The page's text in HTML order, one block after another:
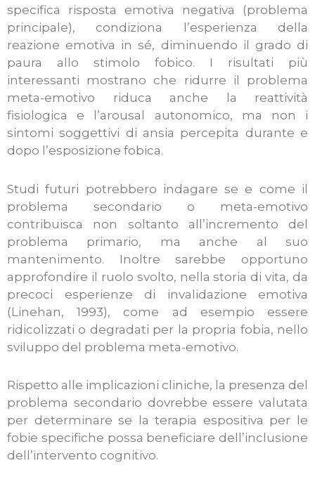
specifica risposta emotiva negativa (problema
principale), condiziona l’esperienza della
reazione emotiva in sé, diminuendo il grado di
paura allo stimolo fobico. I risultati più
interessanti mostrano che ridurre il problema
meta-emotivo riduca anche la reattività
fisiologica e l’arousal autonomico, ma non i
sintomi soggettivi di ansia percepita durante e
dopo l’esposizione fobica.
Studi futuri potrebbero indagare se e come il
problema secondario o meta-emotivo
contribuisca non soltanto all’incremento del
problema primario, ma anche al suo
mantenimento. Inoltre sarebbe opportuno
approfondire il ruolo svolto, nella storia di vita, da
precoci esperienze di invalidazione emotiva
(Linehan, 1993), come ad esempio essere
ridicolizzati o degradati per la propria fobia, nello
sviluppo del problema meta-emotivo.
Rispetto alle implicazioni cliniche, la presenza del
problema secondario dovrebbe essere valutata
per determinare se la terapia espositiva per le
fobie specifiche possa beneficiare dell’inclusione
dell’intervento cognitivo.